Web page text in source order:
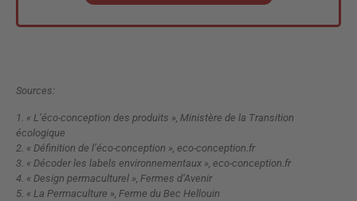
Sources:
1. « L’éco-conception des produits », Ministère de la Transition
écologique
2. « Définition de l’éco-conception », eco-conception.fr
3. « Décoder les labels environnementaux », eco-conception.fr
4. « Design permaculturel », Fermes d’Avenir
5. « La Permaculture », Ferme du Bec Hellouin